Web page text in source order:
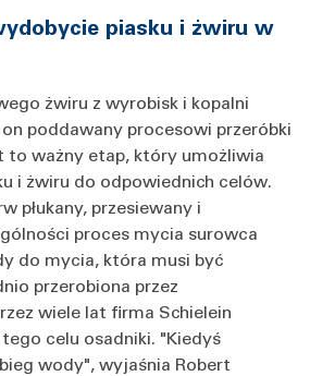
piasku i żwiru w
żwiru z wyrobisk i kopalni
poddawany procesowi przeróbki
to ważny etap, który umożliwia
i żwiru do odpowiednich celów.
płukany, przesiewany i
proces mycia surowca
do mycia, która musi być
przerobiona przez
wiele lat firma Schielein
celu osadniki. "Kiedyś
wody", wyjaśnia Robert